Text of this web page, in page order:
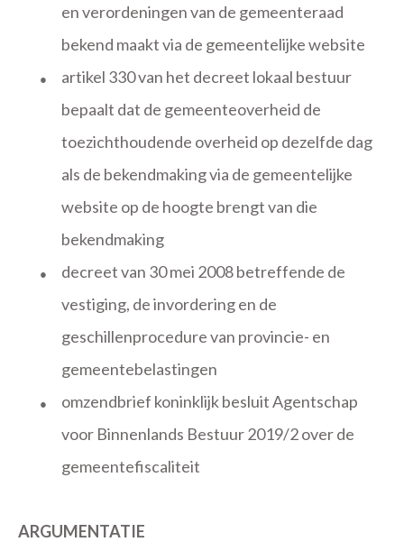
en verordeningen van de gemeenteraad
bekend maakt via de gemeentelijke website
●
artikel 330 van het decreet lokaal bestuur
bepaalt dat de gemeenteoverheid de
toezichthoudende overheid op dezelfde dag
als de bekendmaking via de gemeentelijke
website op de hoogte brengt van die
bekendmaking
●
decreet van 30 mei 2008 betreffende de
vestiging, de invordering en de
geschillenprocedure van provincie- en
gemeentebelastingen
●
omzendbrief koninklijk besluit Agentschap
voor Binnenlands Bestuur 2019/2 over de
gemeentefiscaliteit
ARGUMENTATIE